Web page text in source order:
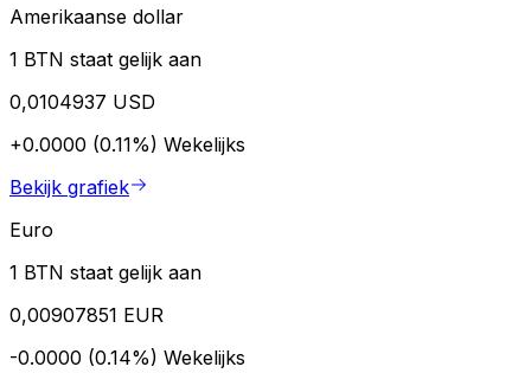
Amerikaanse dollar
1 BTN staat gelijk aan
0,0104937 USD
+0.0000 (0.11%) Wekelijks
Bekijk grafiek
Euro
1 BTN staat gelijk aan
0,00907851 EUR
-0.0000 (0.14%) Wekelijks